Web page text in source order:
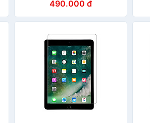
490.000 đ